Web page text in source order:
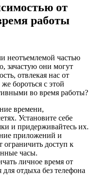
от
работы
неотъемлемой частью
зачастую они могут
отвлекая нас от
бороться с этой
во время работы?
времени,
Установите себе
и придерживайтесь их.
приложений и
доступ к
часы.
личное время от
для отдыха без телефона